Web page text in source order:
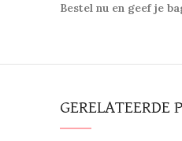
Bestel nu en geef je
GERELATEERDE